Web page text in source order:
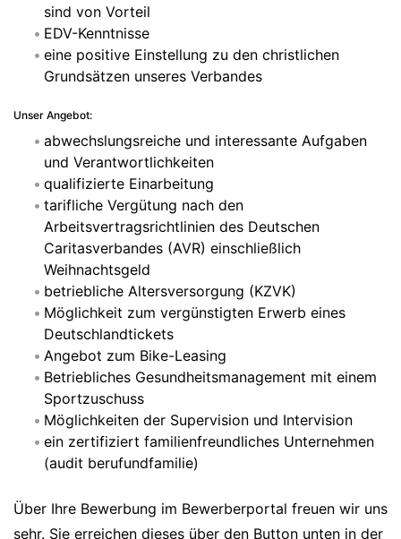
sind von Vorteil
EDV-Kenntnisse
eine positive Einstellung zu den christlichen
Grundsätzen unseres Verbandes
Unser Angebot:
abwechslungsreiche und interessante Aufgaben
und Verantwortlichkeiten
qualifizierte Einarbeitung
tarifliche Vergütung nach den
Arbeitsvertragsrichtlinien des Deutschen
Caritasverbandes (AVR) einschließlich
Weihnachtsgeld
betriebliche Altersversorgung (KZVK)
Möglichkeit zum vergünstigten Erwerb eines
Deutschlandtickets
Angebot zum Bike-Leasing
Betriebliches Gesundheitsmanagement mit einem
Sportzuschuss
Möglichkeiten der Supervision und Intervision
ein zertifiziert familienfreundliches Unternehmen
(audit berufundfamilie)
Über Ihre Bewerbung im Bewerberportal freuen wir uns
sehr. Sie erreichen dieses über den Button unten in der